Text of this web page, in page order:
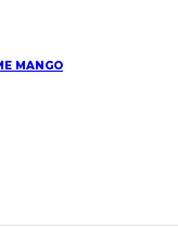
MANGO